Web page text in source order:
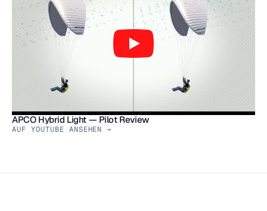
APCO Hybrid Light — Pilot Review
AUF YOUTUBE ANSEHEN →